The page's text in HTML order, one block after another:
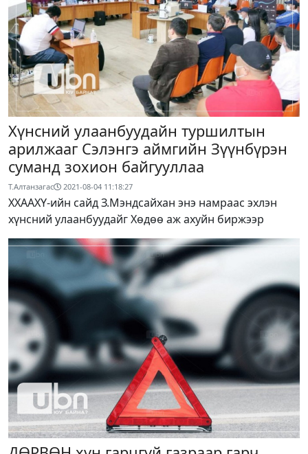
Хүнсний улаанбуудайн туршилтын
арилжааг Сэлэнгэ аймгийн Зүүнбүрэн
суманд зохион байгууллаа
Т.Алтанзагас 2021-08-04 11:18:27
ХХААХҮ-ийн сайд З.Мэндсайхан энэ намраас эхлэн
хүнсний улаанбуудайг Хөдөө аж ахуйн биржээр